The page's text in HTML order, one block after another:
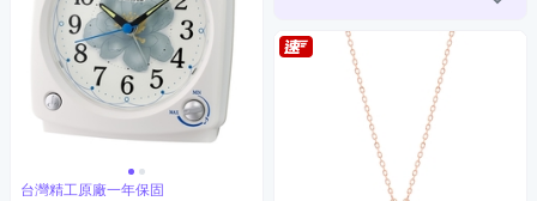
台灣精工原廠一年保固